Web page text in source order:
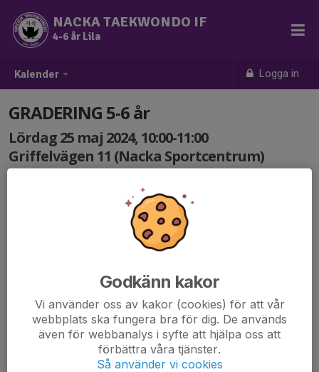
Kalender Logga in
NACKA TAEKWONDO IF
4-6 år Lila
GRADERING 5-6 år
Lördag 25 maj 2024, 10:00-11:00
Griffelvägen 11 (Nacka Sportcentrum)
Välkomna till terminens gradering!
Familj och vänner är varmt välkomna som publik.
kunna gradera sig!Godkänn kakor
Vi använder oss av kakor (cookies) för att vår
webbplats ska fungera bra för dig. De används
även för webbanalys i syfte att hjälpa oss att
förbättra våra tjänster.
Så använder vi cookies